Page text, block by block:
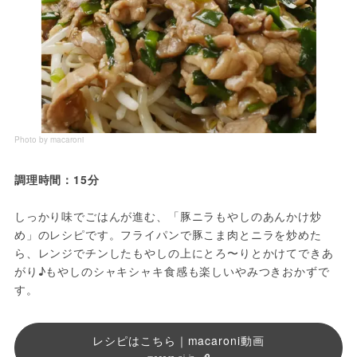
Photo by macaroni
調理時間：15分
しっかり味でごはんが進む、「豚ニラもやしのあんかけ炒
め」のレシピです。フライパンで豚こま肉とニラを炒めた
ら、レンジでチンしたもやしの上にとろ〜りとかけてできあ
がり♪もやしのシャキシャキ食感も楽しいやみつきおかずで
す。
レシピはこちら｜macaroni動画